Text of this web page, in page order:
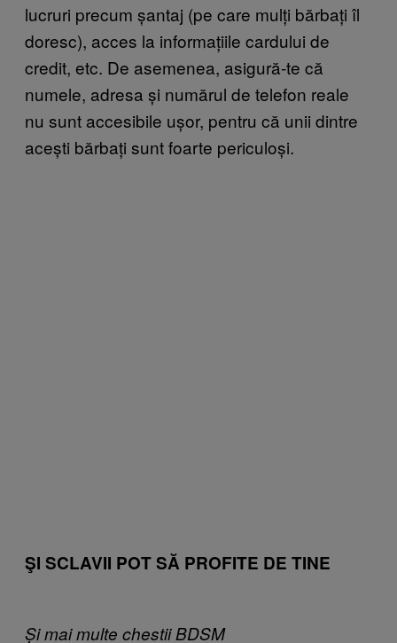
lucruri precum șantaj (pe care mulți bărbați îl
doresc), acces la informațiile cardului de
credit, etc. De asemenea, asigură-te că
numele, adresa și numărul de telefon reale
nu sunt accesibile ușor, pentru că unii dintre
acești bărbați sunt foarte periculoși.
ŞI SCLAVII POT SĂ PROFITE DE TINE
Și mai multe chestii BDSM